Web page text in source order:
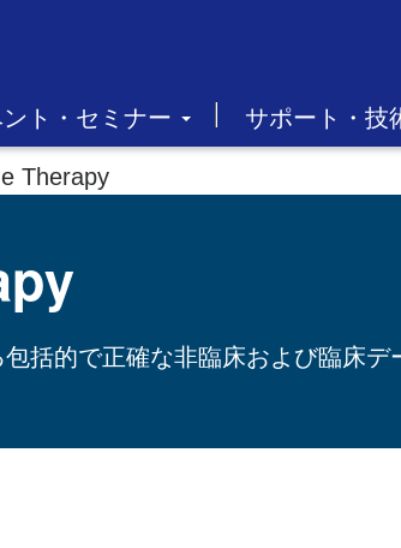
ト・セミナー サポート・技
Therapy
括的で正確な非臨床および臨床